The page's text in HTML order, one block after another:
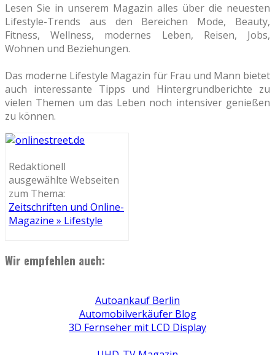
Lesen Sie in unserem Magazin alles über die neuesten
Lifestyle-Trends aus den Bereichen Mode, Beauty,
Fitness, Wellness, modernes Leben, Reisen, Jobs,
Wohnen und Beziehungen.
Das moderne Lifestyle Magazin für Frau und Mann bietet
auch interessante Tipps und Hintergrundberichte zu
vielen Themen um das Leben noch intensiver genießen
zu können.
Redaktionell
ausgewählte Webseiten
zum Thema:
Zeitschriften und Online-
Magazine » Lifestyle
Wir empfehlen auch:
Autoankauf Berlin
Automobilverkäufer Blog
3D Fernseher mit LCD Display